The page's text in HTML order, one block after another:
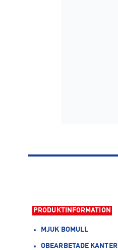
PRODUKTINFORMATION
MJUK BOMULL
OBEARBETADE KANTER